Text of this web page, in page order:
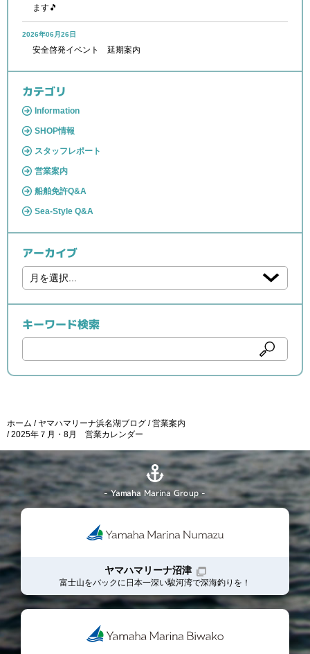
ます🎵
2026年06月26日
安全啓発イベント 延期案内
カテゴリ
Information
SHOP情報
スタッフレポート
営業案内
船舶免許Q&A
Sea-Style Q&A
アーカイブ
キーワード検索
ホーム ヤマハマリーナ浜名湖ブログ
営業案内
2025年７月・8月 営業カレンダー
- Yamaha Marina Group -
ヤマハマリーナ沼津
富士山をバックに日本一深い駿河湾で深海釣りを！